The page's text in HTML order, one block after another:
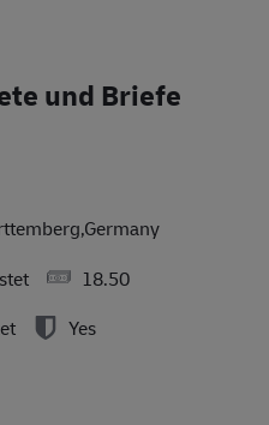
und Briefe
18.50
Yes